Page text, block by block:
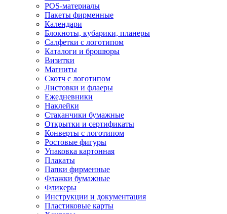
POS-материалы
Пакеты фирменные
Календари
Блокноты, кубарики, планеры
Салфетки с логотипом
Каталоги и брошюры
Визитки
Магниты
Скотч с логотипом
Листовки и флаеры
Ежедневники
Наклейки
Стаканчики бумажные
Открытки и сертификаты
Конверты с логотипом
Ростовые фигуры
Упаковка картонная
Плакаты
Папки фирменные
Флажки бумажные
Фликеры
Инструкции и документация
Пластиковые карты